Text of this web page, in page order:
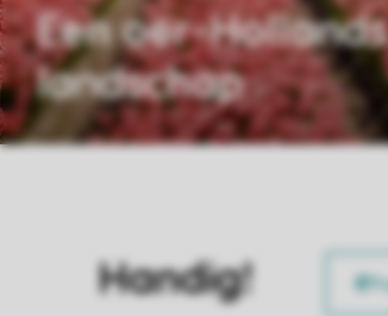
Een oer-Hollands
landschap
Handig!